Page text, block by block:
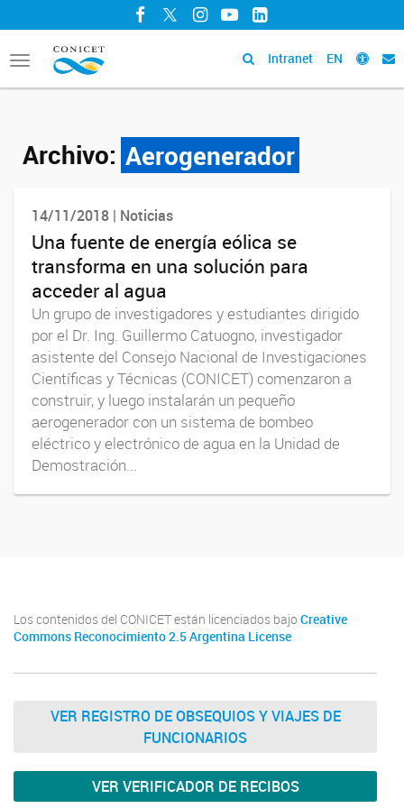
Facebook
TwitterInstagram
YouTubeLinkedIn
Toggle
navigation
Intranet EN
Archivo: Aerogenerador
14/11/2018 | Noticias
Una fuente de energía eólica se
transforma en una solución para
acceder al agua
Un grupo de investigadores y estudiantes dirigido
por el Dr. Ing. Guillermo Catuogno, investigador
asistente del Consejo Nacional de Investigaciones
Científicas y Técnicas (CONICET) comenzaron a
construir, y luego instalarán un pequeño
aerogenerador con un sistema de bombeo
eléctrico y electrónico de agua en la Unidad de
Demostración...
Los contenidos del CONICET están licenciados bajo Creative
Commons Reconocimiento 2.5 Argentina License
VER REGISTRO DE OBSEQUIOS Y VIAJES DE
FUNCIONARIOS
VER VERIFICADOR DE RECIBOS